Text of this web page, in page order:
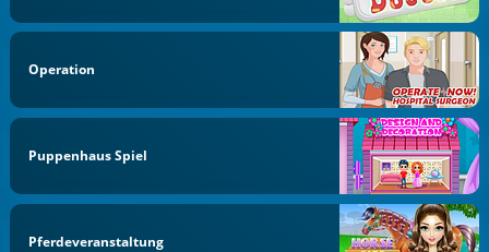
Operation
Puppenhaus Spiel
Pferdeveranstaltung